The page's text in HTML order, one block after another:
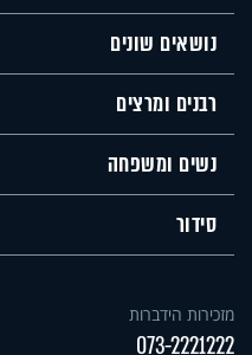
נושאים שונים
רבנים ומרצים
נשים ומשפחה
סידור
מזכירות הידברות
073-2221222